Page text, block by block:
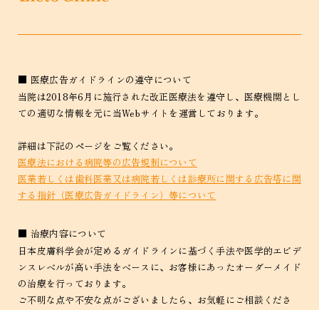
■ 医療広告ガイドラインの遵守について
当院は2018年6月に施行された改正医療法を遵守し、医療機関とし
ての適切な情報を元に当Webサイトを運営しております。
詳細は下記のページをご覧ください。
医療法における病院等の広告規制について
医業若しくは歯科医業又は病院若しくは診療所に関する広告塔に関
する指針（医療広告ガイドライン）等について
■ 治療内容について
日本皮膚科学会が定めるガイドラインに基づく手法や医学的エビデ
ンスレベルが高い手法をベースに、お客様にあったオーダーメイド
の治療を行っております。
ご不明な点や不安な点がございましたら、お気軽にご相談くださ